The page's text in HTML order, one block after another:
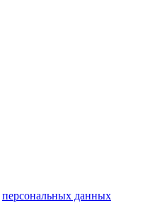
персональных данных